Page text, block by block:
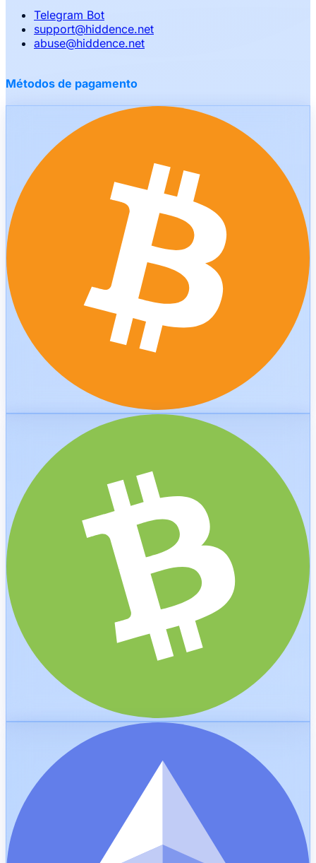
Telegram Bot
support@hiddence.net
abuse@hiddence.net
Métodos de pagamento